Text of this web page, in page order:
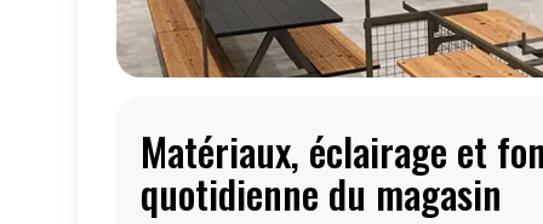
Matériaux, éclairage et
quotidienne du magasin